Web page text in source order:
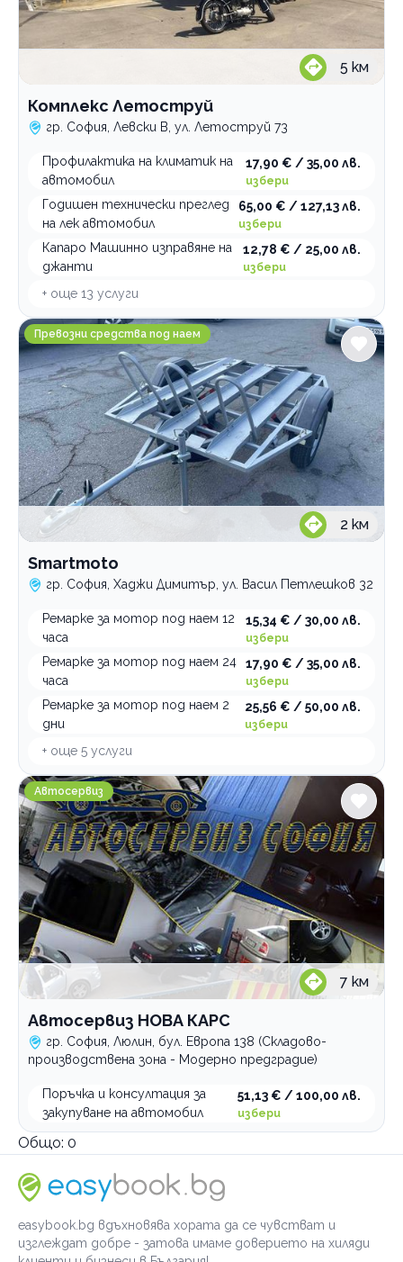
5 км
Комплекс Летоструй
гр. София, Левски В, ул. Летоструй 73
Профилактика на климатик на
автомобил
17,90 € / 35,00 лв.
избери
Годишен технически преглед
на лек автомобил
65,00 € / 127,13 лв.
избери
Капаро Машинно изправяне на
джанти
12,78 € / 25,00 лв.
избери
+ още 13 услуги
Smartmoto
Превозни средства под наем
2 км
Smartmoto
гр. София, Хаджи Димитър, ул. Васил Петлешков 32
Ремарке за мотор под наем 12
часа
15,34 € / 30,00 лв.
избери
Ремарке за мотор под наем 24
часа
17,90 € / 35,00 лв.
избери
Ремарке за мотор под наем 2
дни
25,56 € / 50,00 лв.
избери
+ още 5 услуги
Автосервиз НОВА КАРС
Автосервиз
7 км
Автосервиз НОВА КАРС
гр. София, Люлин, бул. Европа 138 (Складово-
производствена зона - Модерно предградие)
Поръчка и консултация за
закупуване на автомобил
51,13 € / 100,00 лв.
избери
Общо: 0
easybook.bg вдъхновява хората да се чувстват и
изглеждат добре - затова имаме доверието на хиляди